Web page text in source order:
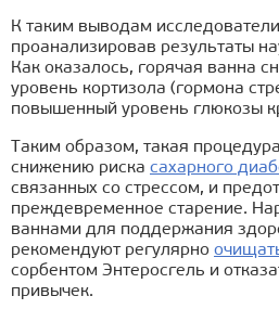
К таким выводам
проанализировав результаты
Как оказалось, горячая ванна
уровень кортизола (гормона
повышенный уровень глюкозы
Таким образом, такая
снижению риска сахарного
связанных со стрессом, и
преждевременное старение.
ваннами для поддержания
рекомендуют регулярно
сорбентом Энтеросгель и
привычек.